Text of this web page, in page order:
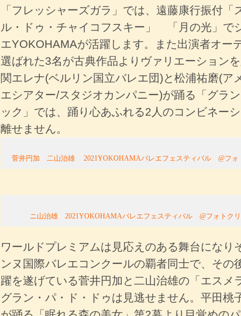
「フレッシャーズガラ」では、遠藤康行振付「
ル・ドゥ・チャイコフスキー」 「月の光」で
エYOKOHAMAが活躍します。また出演者オー
選ばれた3名が古典作品よりヴァリエーション
関エレナ(ベルリン国立バレエ団)と松浦祐磨(ア
エシアター/スタジオカンパニー)が踊る「グラ
ック」では、踊り心あふれる2人のコンビネー
離せません。
菅井円加 二山治雄 2021YOKOHAMAバレエフェスティバル @フォ
ニ山治雄 2021YOKOHAMAバレエフェスティバル @フォトクリ
ワールドプレミアムは見応えのある舞台になり
ンヌ国際バレエコンクールの覇者同士で、その
躍を遂げている菅井円加と二山治雄の「エスメ
グラン・パ・ド・ドゥは見逃せません。平田桃